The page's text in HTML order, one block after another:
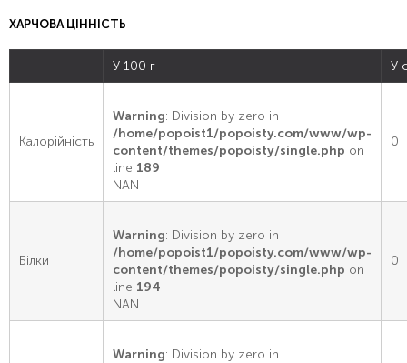
ХАРЧОВА ЦІННІСТЬ
У 100 г У
Калорійність
Warning: Division by zero in
/home/popoist1/popoisty.com/www/wp-
content/themes/popoisty/single.php on
line 189
NAN
0
Білки
Warning: Division by zero in
/home/popoist1/popoisty.com/www/wp-
content/themes/popoisty/single.php on
line 194
NAN
0
Warning: Division by zero in